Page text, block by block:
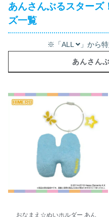
あんさんぶるスターズ
ズ一覧
※「ALL 」から
あんさん
おなまえ☆ぬいホルダー あん